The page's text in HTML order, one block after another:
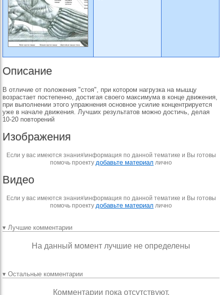
Описание
В отличие от положения "стоя", при котором нагрузка на мышцу
возрастает постепенно, достигая своего максимума в конце движения,
при выполнении этого упражнения основное усилие концентрируется
уже в начале движения. Лучших результатов можно достичь, делая
10-20 повторений
Изображения
Если у вас имеются знания\информация по данной тематике и Вы готовы
помочь проекту добавьте материал лично
Видео
Если у вас имеются знания\информация по данной тематике и Вы готовы
помочь проекту добавьте материал лично
▾ Лучшие комментарии
На данный момент лучшие не определены
▾ Остальные комментарии
Комментарии пока отсутствуют.